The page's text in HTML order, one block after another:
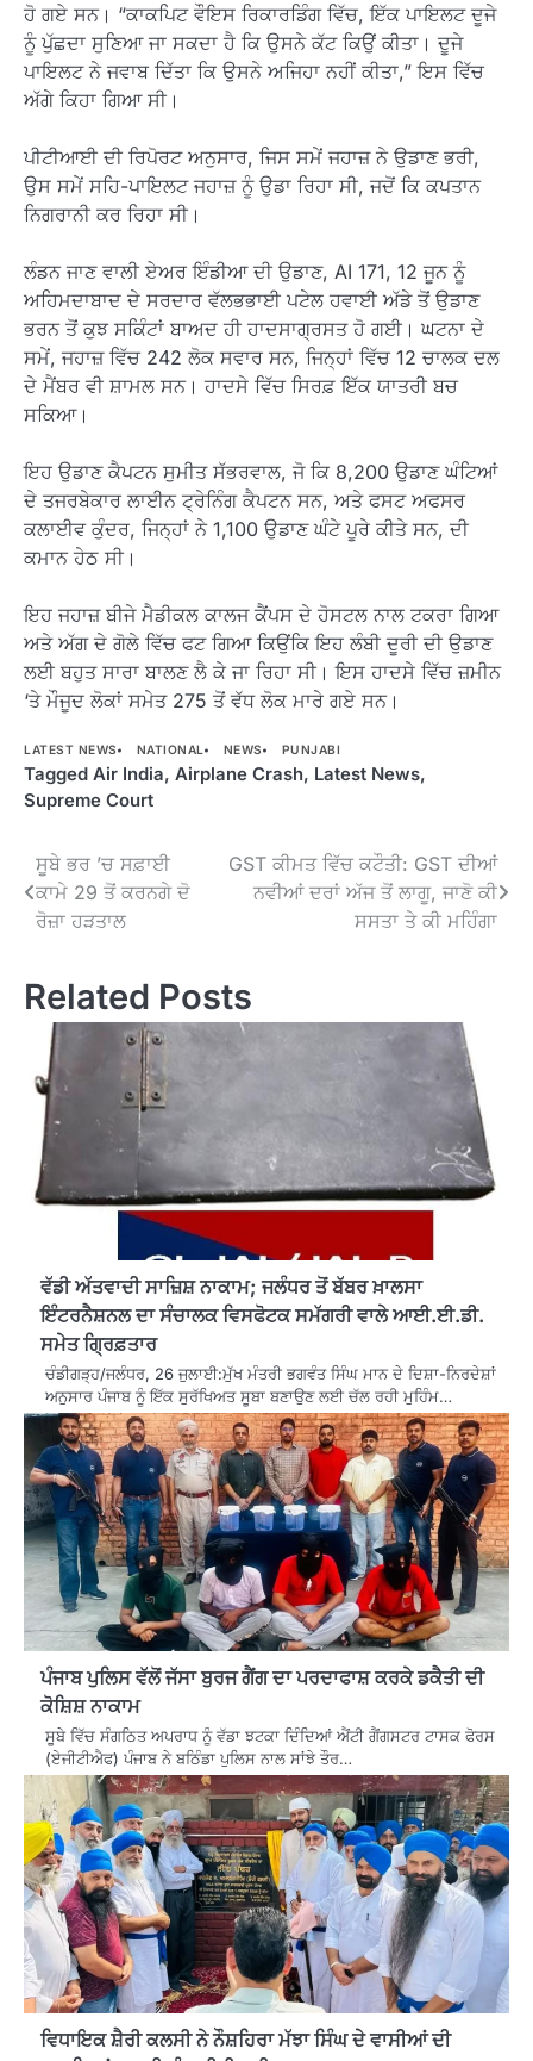
ਹੋ ਗਏ ਸਨ। “ਕਾਕਪਿਟ ਵੌਇਸ ਰਿਕਾਰਡਿੰਗ ਵਿੱਚ, ਇੱਕ ਪਾਇਲਟ ਦੂਜੇ
ਨੂੰ ਪੁੱਛਦਾ ਸੁਣਿਆ ਜਾ ਸਕਦਾ ਹੈ ਕਿ ਉਸਨੇ ਕੱਟ ਕਿਉਂ ਕੀਤਾ। ਦੂਜੇ
ਪਾਇਲਟ ਨੇ ਜਵਾਬ ਦਿੱਤਾ ਕਿ ਉਸਨੇ ਅਜਿਹਾ ਨਹੀਂ ਕੀਤਾ,” ਇਸ ਵਿੱਚ
ਅੱਗੇ ਕਿਹਾ ਗਿਆ ਸੀ।
ਪੀਟੀਆਈ ਦੀ ਰਿਪੋਰਟ ਅਨੁਸਾਰ, ਜਿਸ ਸਮੇਂ ਜਹਾਜ਼ ਨੇ ਉਡਾਣ ਭਰੀ,
ਉਸ ਸਮੇਂ ਸਹਿ-ਪਾਇਲਟ ਜਹਾਜ਼ ਨੂੰ ਉਡਾ ਰਿਹਾ ਸੀ, ਜਦੋਂ ਕਿ ਕਪਤਾਨ
ਨਿਗਰਾਨੀ ਕਰ ਰਿਹਾ ਸੀ।
ਲੰਡਨ ਜਾਣ ਵਾਲੀ ਏਅਰ ਇੰਡੀਆ ਦੀ ਉਡਾਣ, AI 171, 12 ਜੂਨ ਨੂੰ
ਅਹਿਮਦਾਬਾਦ ਦੇ ਸਰਦਾਰ ਵੱਲਭਭਾਈ ਪਟੇਲ ਹਵਾਈ ਅੱਡੇ ਤੋਂ ਉਡਾਣ
ਭਰਨ ਤੋਂ ਕੁਝ ਸਕਿੰਟਾਂ ਬਾਅਦ ਹੀ ਹਾਦਸਾਗ੍ਰਸਤ ਹੋ ਗਈ। ਘਟਨਾ ਦੇ
ਸਮੇਂ, ਜਹਾਜ਼ ਵਿੱਚ 242 ਲੋਕ ਸਵਾਰ ਸਨ, ਜਿਨ੍ਹਾਂ ਵਿੱਚ 12 ਚਾਲਕ ਦਲ
ਦੇ ਮੈਂਬਰ ਵੀ ਸ਼ਾਮਲ ਸਨ। ਹਾਦਸੇ ਵਿੱਚ ਸਿਰਫ਼ ਇੱਕ ਯਾਤਰੀ ਬਚ
ਸਕਿਆ।
ਇਹ ਉਡਾਣ ਕੈਪਟਨ ਸੁਮੀਤ ਸੱਭਰਵਾਲ, ਜੋ ਕਿ 8,200 ਉਡਾਣ ਘੰਟਿਆਂ
ਦੇ ਤਜਰਬੇਕਾਰ ਲਾਈਨ ਟ੍ਰੇਨਿੰਗ ਕੈਪਟਨ ਸਨ, ਅਤੇ ਫਸਟ ਅਫਸਰ
ਕਲਾਈਵ ਕੁੰਦਰ, ਜਿਨ੍ਹਾਂ ਨੇ 1,100 ਉਡਾਣ ਘੰਟੇ ਪੂਰੇ ਕੀਤੇ ਸਨ, ਦੀ
ਕਮਾਨ ਹੇਠ ਸੀ।
ਇਹ ਜਹਾਜ਼ ਬੀਜੇ ਮੈਡੀਕਲ ਕਾਲਜ ਕੈਂਪਸ ਦੇ ਹੋਸਟਲ ਨਾਲ ਟਕਰਾ ਗਿਆ
ਅਤੇ ਅੱਗ ਦੇ ਗੋਲੇ ਵਿੱਚ ਫਟ ਗਿਆ ਕਿਉਂਕਿ ਇਹ ਲੰਬੀ ਦੂਰੀ ਦੀ ਉਡਾਣ
ਲਈ ਬਹੁਤ ਸਾਰਾ ਬਾਲਣ ਲੈ ਕੇ ਜਾ ਰਿਹਾ ਸੀ। ਇਸ ਹਾਦਸੇ ਵਿੱਚ ਜ਼ਮੀਨ
‘ਤੇ ਮੌਜੂਦ ਲੋਕਾਂ ਸਮੇਤ 275 ਤੋਂ ਵੱਧ ਲੋਕ ਮਾਰੇ ਗਏ ਸਨ।
LATEST NEWS NATIONAL NEWS PUNJABI
Tagged Air India, Airplane Crash, Latest News,
Supreme Court
Post
navigation
ਸੂਬੇ ਭਰ ’ਚ ਸਫ਼ਾਈ
ਕਾਮੇ 29 ਤੋਂ ਕਰਨਗੇ ਦੋ
ਰੋਜ਼ਾ ਹੜਤਾਲ
GST ਕੀਮਤ ਵਿੱਚ ਕਟੌਤੀ: GST ਦੀਆਂ
ਨਵੀਆਂ ਦਰਾਂ ਅੱਜ ਤੋਂ ਲਾਗੂ, ਜਾਣੋ ਕੀ
ਸਸਤਾ ਤੇ ਕੀ ਮਹਿੰਗਾ
Related Posts
ਵੱਡੀ ਅੱਤਵਾਦੀ ਸਾਜ਼ਿਸ਼ ਨਾਕਾਮ; ਜਲੰਧਰ ਤੋਂ ਬੱਬਰ ਖ਼ਾਲਸਾ
ਇੰਟਰਨੈਸ਼ਨਲ ਦਾ ਸੰਚਾਲਕ ਵਿਸਫੋਟਕ ਸਮੱਗਰੀ ਵਾਲੇ ਆਈ.ਈ.ਡੀ.
ਸਮੇਤ ਗ੍ਰਿਫ਼ਤਾਰ
ਚੰਡੀਗੜ੍ਹ/ਜਲੰਧਰ, 26 ਜੁਲਾਈ:ਮੁੱਖ ਮੰਤਰੀ ਭਗਵੰਤ ਸਿੰਘ ਮਾਨ ਦੇ ਦਿਸ਼ਾ-ਨਿਰਦੇਸ਼ਾਂ
ਅਨੁਸਾਰ ਪੰਜਾਬ ਨੂੰ ਇੱਕ ਸੁਰੱਖਿਅਤ ਸੂਬਾ ਬਣਾਉਣ ਲਈ ਚੱਲ ਰਹੀ ਮੁਹਿੰਮ…
ਪੰਜਾਬ ਪੁਲਿਸ ਵੱਲੋਂ ਜੱਸਾ ਬੁਰਜ ਗੈਂਗ ਦਾ ਪਰਦਾਫਾਸ਼ ਕਰਕੇ ਡਕੈਤੀ ਦੀ
ਕੋਸ਼ਿਸ਼ ਨਾਕਾਮ
ਸੂਬੇ ਵਿੱਚ ਸੰਗਠਿਤ ਅਪਰਾਧ ਨੂੰ ਵੱਡਾ ਝਟਕਾ ਦਿੰਦਿਆਂ ਐਂਟੀ ਗੈਂਗਸਟਰ ਟਾਸਕ ਫੋਰਸ
(ਏਜੀਟੀਐਫ) ਪੰਜਾਬ ਨੇ ਬਠਿੰਡਾ ਪੁਲਿਸ ਨਾਲ ਸਾਂਝੇ ਤੌਰ…
ਵਿਧਾਇਕ ਸ਼ੈਰੀ ਕਲਸੀ ਨੇ ਨੌਸ਼ਹਿਰਾ ਮੱਝਾ ਸਿੰਘ ਦੇ ਵਾਸੀਆਂ ਦੀ